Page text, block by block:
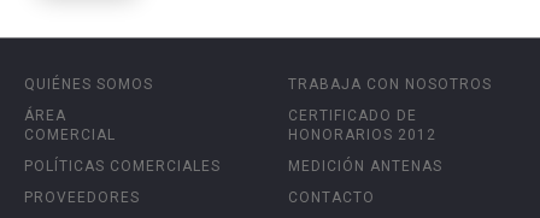
QUIÉNES SOMOS
ÁREA
COMERCIAL
POLÍTICAS COMERCIALES
PROVEEDORES
TRABAJA CON NOSOTROS
CERTIFICADO DE
HONORARIOS 2012
MEDICIÓN ANTENAS
CONTACTO